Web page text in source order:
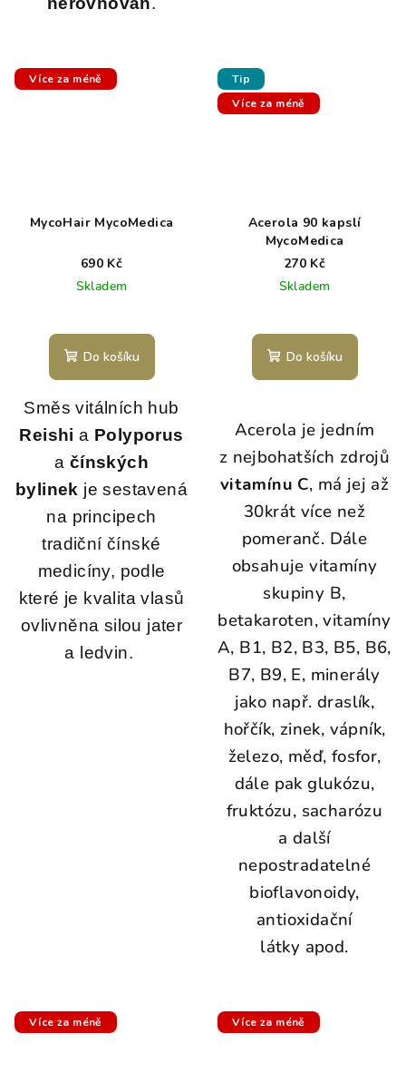
Více za méně
MycoHair MycoMedica
690 Kč
Skladem
Do košíku
Směs vitálních hub
Reishi a Polyporus
a čínských
bylinek je sestavená
na principech
tradiční čínské
medicíny, podle
které je kvalita vlasů
ovlivněna silou jater
a ledvin.
Tip
Více za méně
Acerola 90 kapslí
MycoMedica
270 Kč
Skladem
Do košíku
Acerola je jedním
z nejbohatších zdrojů
vitamínu C, má jej až
30krát více než
pomeranč. Dále
obsahuje vitamíny
skupiny B,
betakaroten, vitamíny
A, B1, B2, B3, B5, B6,
B7, B9, E, minerály
jako např. draslík,
hořčík, zinek, vápník,
železo, měď, fosfor,
dále pak glukózu,
fruktózu, sacharózu
a další
nepostradatelné
bioflavonoidy,
antioxidační
látky apod.
Více za méně Více za méně